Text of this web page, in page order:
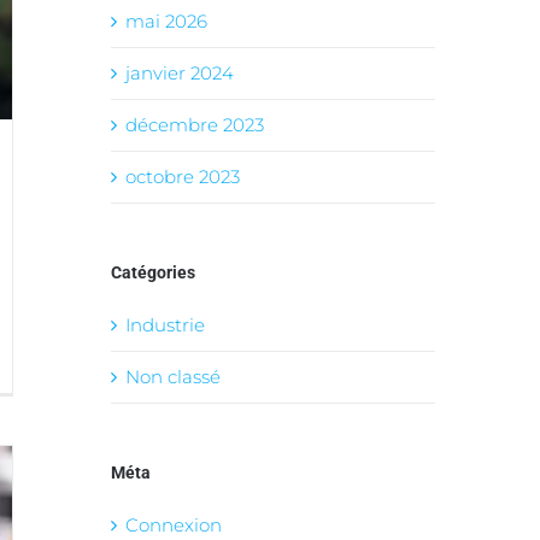
mai 2026
janvier 2024
décembre 2023
octobre 2023
Catégories
Industrie
Non classé
Méta
Connexion